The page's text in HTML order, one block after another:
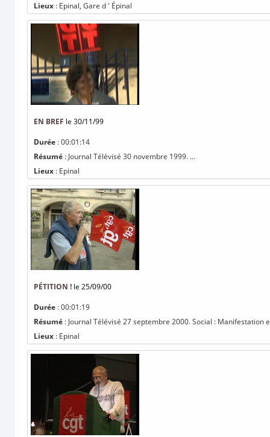
Lieux : Epinal, Gare d ' Épinal
EN BREF le 30/11/99
Durée : 00:01:14
Résumé : Journal Télévisé 30 novembre 1999. ...
Lieux : Epinal
PÉTITION ! le 25/09/00
Durée : 00:01:19
Résumé : Journal Télévisé 27 septembre 2000. Social : Manifestation
Lieux : Epinal